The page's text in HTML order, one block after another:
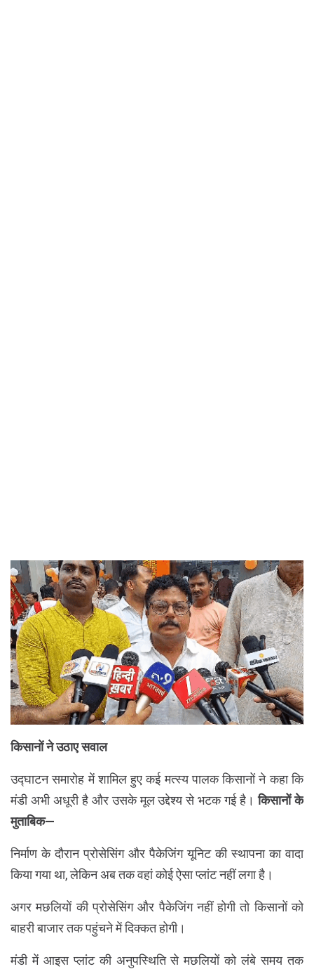
किसानों ने उठाए सवाल
उद्घाटन समारोह में शामिल हुए कई मत्स्य पालक किसानों ने कहा कि
मंडी अभी अधूरी है और उसके मूल उद्देश्य से भटक गई है। किसानों के
मुताबिक—
निर्माण के दौरान प्रोसेसिंग और पैकेजिंग यूनिट की स्थापना का वादा
किया गया था, लेकिन अब तक वहां कोई ऐसा प्लांट नहीं लगा है।
अगर मछलियों की प्रोसेसिंग और पैकेजिंग नहीं होगी तो किसानों को
बाहरी बाजार तक पहुंचने में दिक्कत होगी।
मंडी में आइस प्लांट की अनुपस्थिति से मछलियों को लंबे समय तक